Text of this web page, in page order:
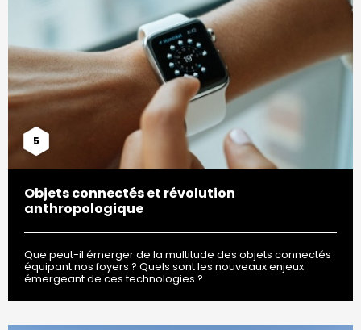
5
Objets connectés et révolution
anthropologique
Que peut-il émerger de la multitude des objets connectés
équipant nos foyers ? Quels sont les nouveaux enjeux
émergeant de ces technologies ?